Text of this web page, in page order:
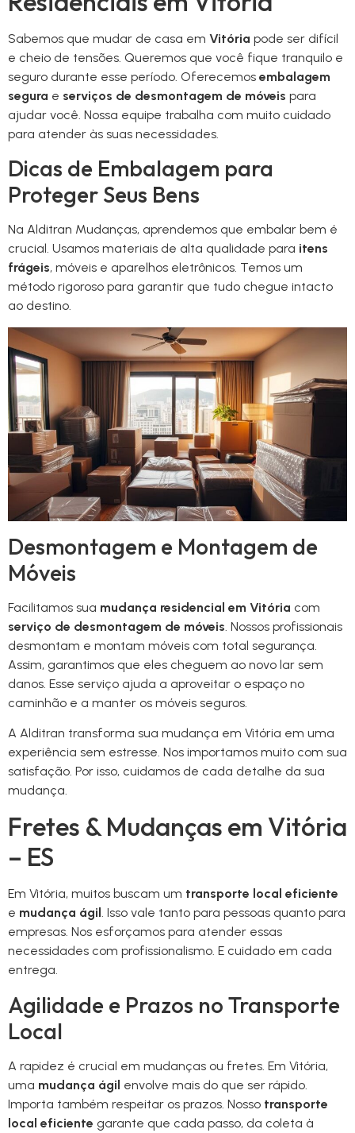
Sabemos que mudar de casa em Vitória pode ser difícil
e cheio de tensões. Queremos que você fique tranquilo e
seguro durante esse período. Oferecemos embalagem
segura e serviços de desmontagem de móveis para
ajudar você. Nossa equipe trabalha com muito cuidado
para atender às suas necessidades.
Dicas de Embalagem para
Proteger Seus Bens
Na Alditran Mudanças, aprendemos que embalar bem é
crucial. Usamos materiais de alta qualidade para itens
frágeis, móveis e aparelhos eletrônicos. Temos um
método rigoroso para garantir que tudo chegue intacto
ao destino.
Desmontagem e Montagem de
Móveis
Facilitamos sua mudança residencial em Vitória com
serviço de desmontagem de móveis . Nossos profissionais
desmontam e montam móveis com total segurança.
Assim, garantimos que eles cheguem ao novo lar sem
danos. Esse serviço ajuda a aproveitar o espaço no
caminhão e a manter os móveis seguros.
A Alditran transforma sua mudança em Vitória em uma
experiência sem estresse. Nos importamos muito com sua
satisfação. Por isso, cuidamos de cada detalhe da sua
mudança.
Fretes & Mudanças em Vitória
– ES
Em Vitória, muitos buscam um transporte local eficiente
e mudança ágil . Isso vale tanto para pessoas quanto para
empresas. Nos esforçamos para atender essas
necessidades com profissionalismo. E cuidado em cada
entrega.
Agilidade e Prazos no Transporte
Local
A rapidez é crucial em mudanças ou fretes. Em Vitória,
uma mudança ágil envolve mais do que ser rápido.
Importa também respeitar os prazos. Nosso transporte
local eficiente garante que cada passo, da coleta à